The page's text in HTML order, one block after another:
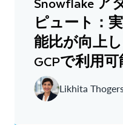
ピュート：
能比が向上し
GCPで利用
Likhita